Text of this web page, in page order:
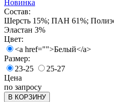
Новинка
Состав:
Шерсть 15%; ПАН 61%;
Эластан 3%
Цвет:
<a href="">Белый</a>
Размер:
23-25
25-27
Цена
по запросу
В КОРЗИНУ